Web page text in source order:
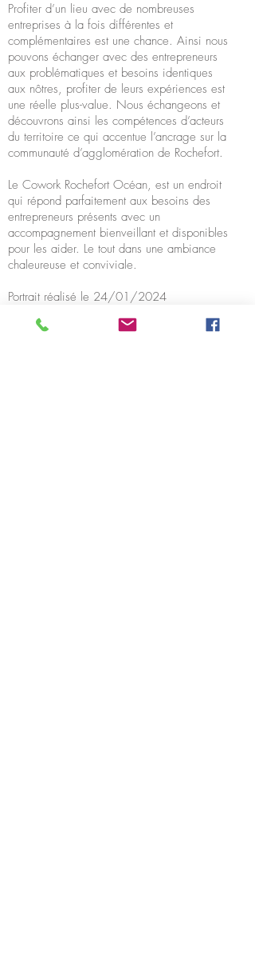
Profiter d’un lieu avec de nombreuses
entreprises à la fois différentes et
complémentaires est une chance. Ainsi nous
pouvons échanger avec des entrepreneurs
aux problématiques et besoins identiques
aux nôtres, profiter de leurs expériences est
une réelle plus-value. Nous échangeons et
découvrons ainsi les compétences d’acteurs
du territoire ce qui accentue l’ancrage sur la
communauté d’agglomération de Rochefort.
Le Cowork Rochefort Océan, est un endroit
qui répond parfaitement aux besoins des
entrepreneurs présents avec un
accompagnement bienveillant et disponibles
pour les aider. Le tout dans une ambiance
chaleureuse et conviviale.
Portrait réalisé le 24/01/2024